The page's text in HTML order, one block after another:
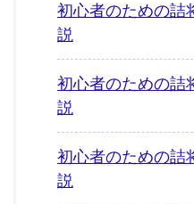
初心者のための
説
初心者のための
説
初心者のための
説